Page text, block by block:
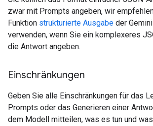
zwar mit Prompts angeben, wir
Funktion strukturierte Ausgabe der
verwenden, wenn Sie ein komplexeres
die Antwort angeben.
Einschränkungen
Geben Sie alle Einschränkungen für das
Prompts oder das Generieren einer
dem Modell mitteilen, was es tun und